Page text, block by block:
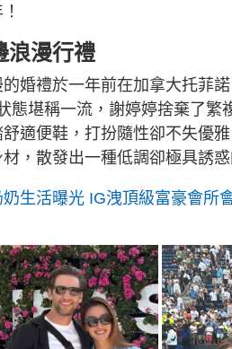
浪漫行禮
婚禮於一年前在加拿大托菲
態堪稱一流，謝婷婷捨棄了
適便鞋，打扮隨性卻不失優
，散發出一種低調卻極具誘
生活曝光 IG洩頂級富豪會所